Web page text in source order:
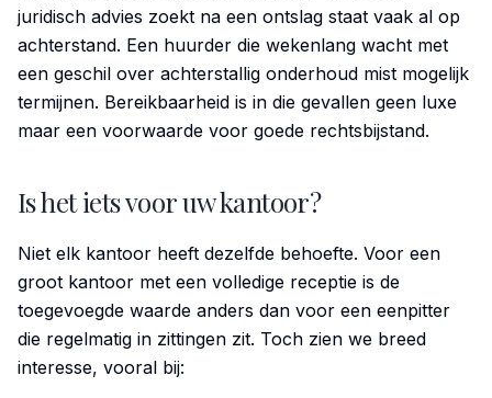
juridisch advies zoekt na een ontslag staat vaak al op
achterstand. Een huurder die wekenlang wacht met
een geschil over achterstallig onderhoud mist mogelijk
termijnen. Bereikbaarheid is in die gevallen geen luxe
maar een voorwaarde voor goede rechtsbijstand.
Is het iets voor uw kantoor?
Niet elk kantoor heeft dezelfde behoefte. Voor een
groot kantoor met een volledige receptie is de
toegevoegde waarde anders dan voor een eenpitter
die regelmatig in zittingen zit. Toch zien we breed
interesse, vooral bij: